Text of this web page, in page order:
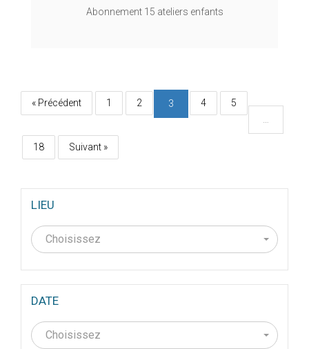
Abonnement 15 ateliers enfants
« Précédent 1 2 3 4
5
18 Suivant »
LIEU
Choisissez
DATE
Choisissez